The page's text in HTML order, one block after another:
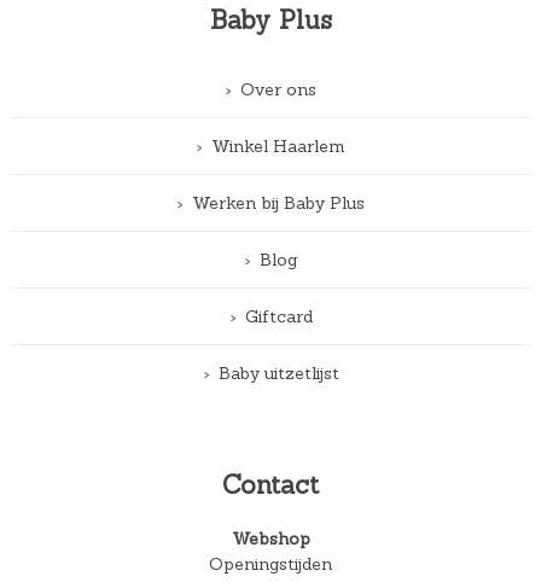
Baby Plus
Over ons
Winkel Haarlem
Werken bij Baby Plus
Blog
Giftcard
Baby uitzetlijst
Contact
Webshop
Openingstijden